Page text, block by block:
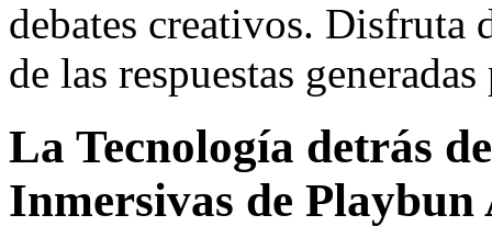
debates creativos. Disfruta
de las respuestas
La Tecnología detrás
Inmersivas de Playbun